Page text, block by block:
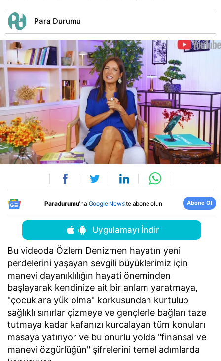
Para Durumu
Paradurumu'na Google News'te abone olun Abone Ol
Uygulamayı İndir
Bu videoda Özlem Denizmen hayatın yeni
perdelerini yaşayan sevgili büyüklerimiz için
manevi dayanıklılığın hayati öneminden
başlayarak kendinize ait bir anlam yaratmaya,
"çocuklara yük olma" korkusundan kurtulup
sağlıklı sınırlar çizmeye ve gençlerle bağları taze
tutmaya kadar kafanızı kurcalayan tüm konuları
masaya yatırıyor ve bu onurlu yolda "finansal ve
manevi özgürlüğün" şifrelerini temel adımlarda